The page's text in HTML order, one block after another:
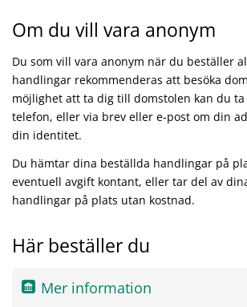
Om du vill vara anonym
Du som vill vara anonym när du beställer
handlingar rekommenderas att besöka
möjlighet att ta dig till domstolen kan du ta
telefon, eller via brev eller e-post om din
din identitet.
Du hämtar dina beställda handlingar på
eventuell avgift kontant, eller tar del av
handlingar på plats utan kostnad.
Här beställer du
Mer information